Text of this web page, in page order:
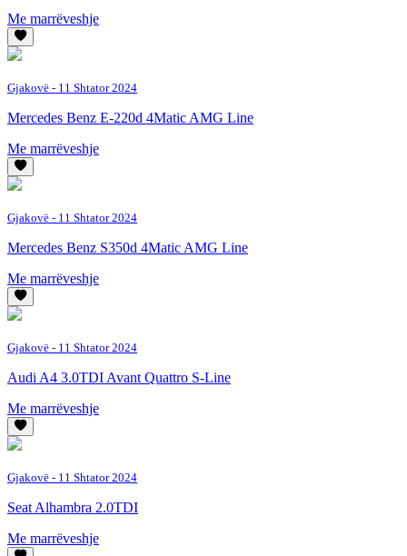
Me marrëveshje
Gjakovë - 11 Shtator 2024
Mercedes Benz E-220d 4Matic AMG Line
Me marrëveshje
Gjakovë - 11 Shtator 2024
Mercedes Benz S350d 4Matic AMG Line
Me marrëveshje
Gjakovë - 11 Shtator 2024
Audi A4 3.0TDI Avant Quattro S-Line
Me marrëveshje
Gjakovë - 11 Shtator 2024
Seat Alhambra 2.0TDI
Me marrëveshje